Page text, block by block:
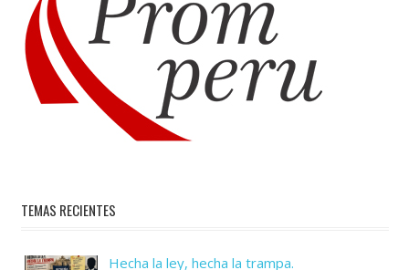
TEMAS RECIENTES
Hecha la ley, hecha la trampa.